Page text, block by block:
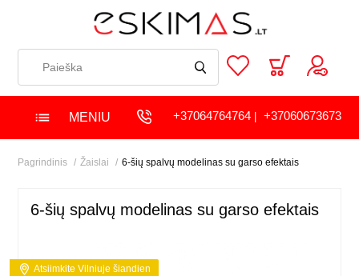
MENIU +37064764764| +37060673673
Pagrindinis Žaislai 6-šių spalvų modelinas su garso efektais
6-šių spalvų modelinas su garso efektais
Atsiimkite Vilniuje šiandien